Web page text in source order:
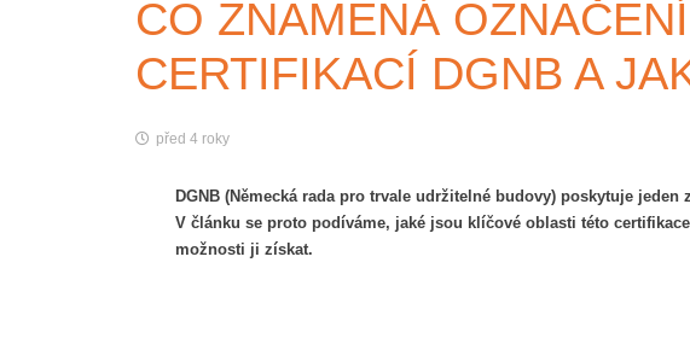
CO ZNAMENÁ
CERTIFIKACÍ DGNB A
před 4 roky
DGNB (Německá rada pro trvale udržitelné budovy) poskytuje
V článku se proto podíváme, jaké jsou klíčové oblasti této
možnosti ji získat.